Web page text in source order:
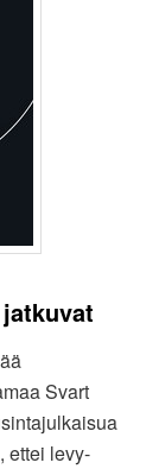
Svart
ettei levy-